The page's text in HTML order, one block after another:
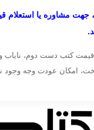
جهت مشاوره یا استعلام
قیمت کتب دست دوم، نایاب
امکان عودت وجه وجود